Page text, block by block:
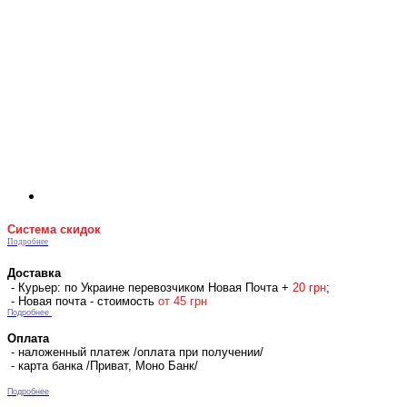
Система скидок
Подробнее
Доставка
- Курьер: по Украине перевозчиком Новая Почта + 20 грн;
- Новая почта - стоимость от 45 грн
Подробнее
Оплата
- наложенный платеж /оплата при получении/
- карта банка /Приват, Моно Банк/
Подробнее